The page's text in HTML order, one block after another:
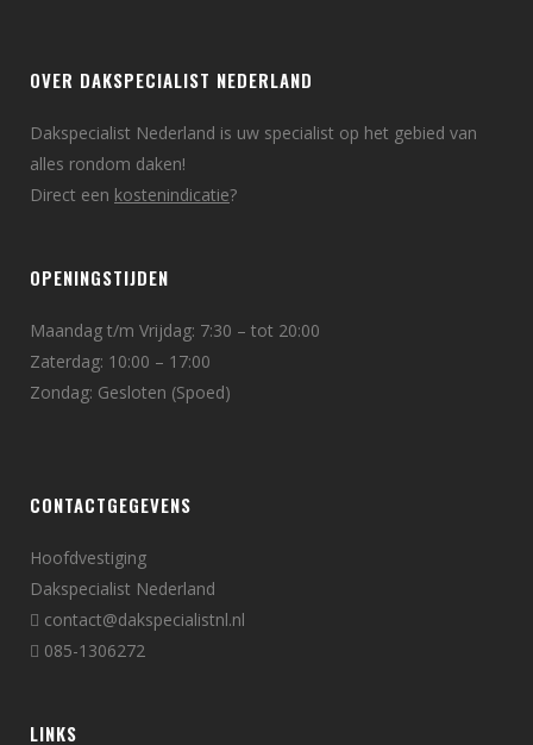
OVER DAKSPECIALIST NEDERLAND
Dakspecialist Nederland is uw specialist op het gebied van
alles rondom daken!
Direct een kostenindicatie?
OPENINGSTIJDEN
Maandag t/m Vrijdag: 7:30 – tot 20:00
Zaterdag: 10:00 – 17:00
Zondag: Gesloten (Spoed)
CONTACTGEGEVENS
Hoofdvestiging
Dakspecialist Nederland
contact@dakspecialistnl.nl
085-1306272
LINKS